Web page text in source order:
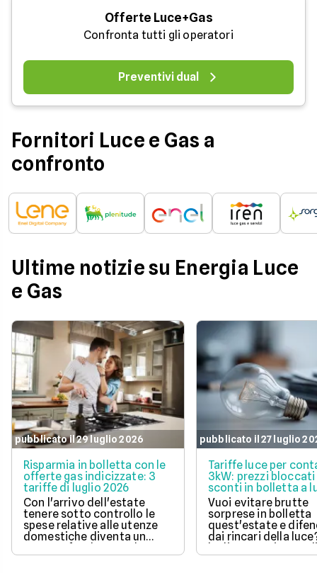
Offerte Luce+Gas
Confronta tutti gli operatori
Preventivi dual
Fornitori Luce e Gas a
confronto
Ultime notizie su Energia Luce
e Gas
pubblicato il 29 luglio 2026
Risparmia in bolletta con le
offerte gas indicizzate: 3
tariffe di luglio 2026
Con l'arrivo dell'estate
tenere sotto controllo le
spese relative alle utenze
domestiche diventa un
aspetto fondamentale per
la pianificazione del bilancio
pubblicato il 27 luglio
Tariffe luce per
3kW: prezzi bloccati
sconti in bolletta a
2026
Vuoi evitare brutte
sorprese in bolletta
quest'estate e
dai rincari della
luglio 2026 ci sono
offerte con prezzo